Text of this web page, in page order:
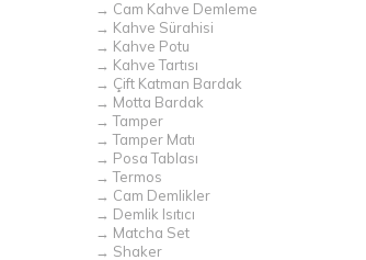
→ Cam Kahve Demleme
→ Kahve Sürahisi
→ Kahve Potu
→ Kahve Tartısı
→ Çift Katman Bardak
→ Motta Bardak
→ Tamper
→ Tamper Matı
→ Posa Tablası
→ Termos
→ Cam Demlikler
→ Demlik Isıtıcı
→ Matcha Set
→ Shaker